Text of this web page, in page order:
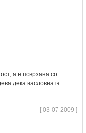
а е поврзана со
дека насловната
[ 03-07-2009 ]